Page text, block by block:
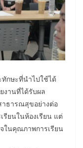
ทักษะที่นำไปใช้ได้
งานที่ได้รับผล
ธารณสุขอย่างต่อ
รียนในห้องเรียน แต่
ในคุณภาพการเรียน